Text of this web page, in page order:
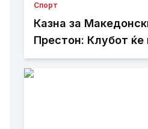
Спорт
Казна за
Престон: Клубот ќе
натпревари без